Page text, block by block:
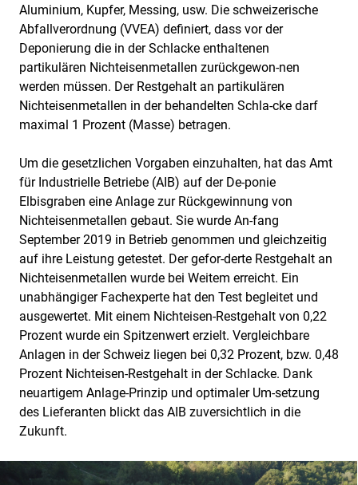
Aluminium, Kupfer, Messing, usw. Die schweizerische
Abfallverordnung (VVEA) definiert, dass vor der
Deponierung die in der Schlacke enthaltenen
partikulären Nichteisenmetallen zurückgewon-nen
werden müssen. Der Restgehalt an partikulären
Nichteisenmetallen in der behandelten Schla-cke darf
maximal 1 Prozent (Masse) betragen.
Um die gesetzlichen Vorgaben einzuhalten, hat das Amt
für Industrielle Betriebe (AIB) auf der De-ponie
Elbisgraben eine Anlage zur Rückgewinnung von
Nichteisenmetallen gebaut. Sie wurde An-fang
September 2019 in Betrieb genommen und gleichzeitig
auf ihre Leistung getestet. Der gefor-derte Restgehalt an
Nichteisenmetallen wurde bei Weitem erreicht. Ein
unabhängiger Fachexperte hat den Test begleitet und
ausgewertet. Mit einem Nichteisen-Restgehalt von 0,22
Prozent wurde ein Spitzenwert erzielt. Vergleichbare
Anlagen in der Schweiz liegen bei 0,32 Prozent, bzw. 0,48
Prozent Nichteisen-Restgehalt in der Schlacke. Dank
neuartigem Anlage-Prinzip und optimaler Um-setzung
des Lieferanten blickt das AIB zuversichtlich in die
Zukunft.